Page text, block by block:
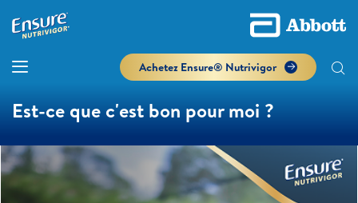
Achetez Ensure® Nutrivigor
Est-ce que c'est bon pour moi ?